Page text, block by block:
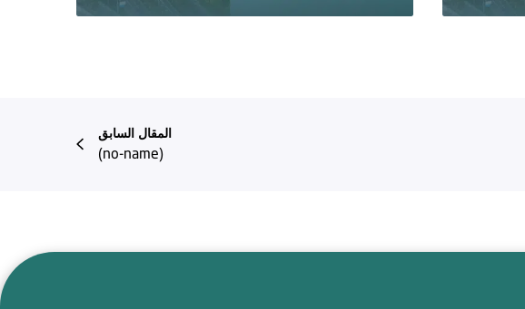
المقال السابق
(no-name)